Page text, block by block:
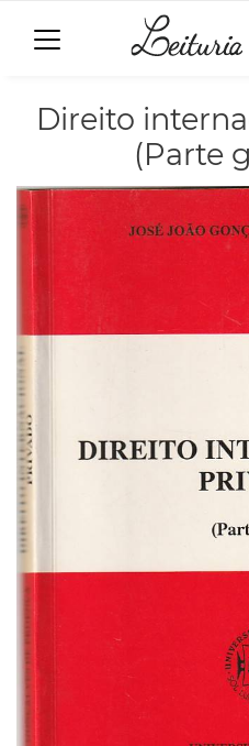
Direito
(Parte